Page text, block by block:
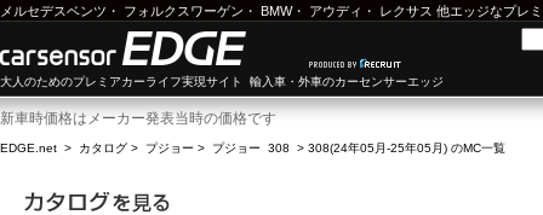
メルセデスベンツ ・ フォルクスワーゲン ・ BMW・ アウディ ・ レクサス 他エッジなプレ
大人のためのプレミアカーライフ実現サイト 輸入車・外車のカーセンサーエッジ
新車時価格はメーカー発表当時の価格です
EDGE.net > カタログ > プジョー > プジョー 308 > 308(24年05月-25年05月) のMC一覧